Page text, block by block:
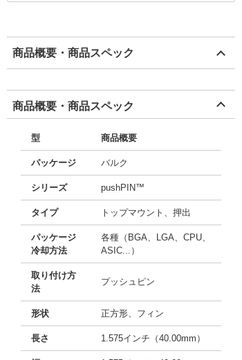
商品概要・商品スペック
商品概要・商品スペック
型 商品概要
パッケージ バルク
シリーズ pushPIN™
タイプ トップマウント、押出
パッケージ
冷却方法
各種（BGA、LGA、CPU、
ASIC...）
取り付け方
法
プッシュピン
形状 正方形、フィン
長さ 1.575インチ（40.00mm）